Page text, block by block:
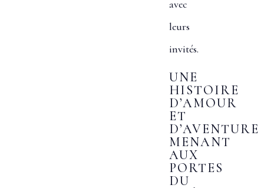
avec
leurs
invités.
UNE
HISTOIRE
D’AMOUR
ET
D’AVENTURE
MENANT
AUX
PORTES
DU